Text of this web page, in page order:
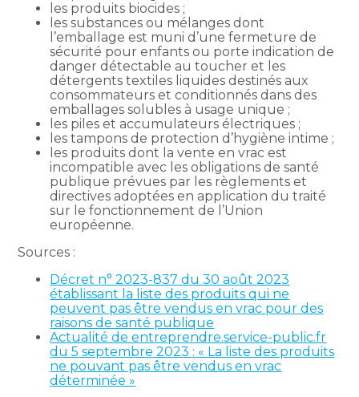
les produits biocides ;
les substances ou mélanges dont
l’emballage est muni d’une fermeture de
sécurité pour enfants ou porte indication de
danger détectable au toucher et les
détergents textiles liquides destinés aux
consommateurs et conditionnés dans des
emballages solubles à usage unique ;
les piles et accumulateurs électriques ;
les tampons de protection d’hygiène intime ;
les produits dont la vente en vrac est
incompatible avec les obligations de santé
publique prévues par les règlements et
directives adoptées en application du traité
sur le fonctionnement de l’Union
européenne.
Sources :
Décret n° 2023-837 du 30 août 2023
établissant la liste des produits qui ne
peuvent pas être vendus en vrac pour des
raisons de santé publique
Actualité de entreprendre.service-public.fr
du 5 septembre 2023 : « La liste des produits
ne pouvant pas être vendus en vrac
déterminée »